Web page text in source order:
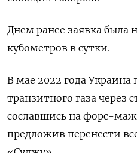
Днем ранее заявка была
кубометров в сутки.
В мае 2022 года
транзитного газа через
сославшись на форс-
предложив перенести